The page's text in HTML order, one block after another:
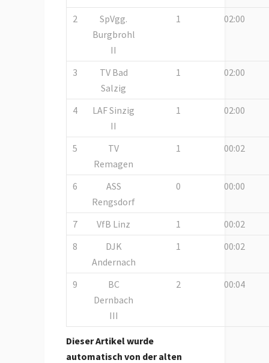
2
SpVgg.
Burgbrohl
II
1 02:00
3
TV Bad
Salzig
1 02:00
4
LAF Sinzig
II
1 02:00
5
TV
Remagen
1 00:02
6
ASS
Rengsdorf
0 00:00
7 VfB Linz 1
00:02
8
DJK
Andernach
1 00:02
9
BC
Dernbach
III
2 00:04
Dieser Artikel wurde
automatisch von der alten